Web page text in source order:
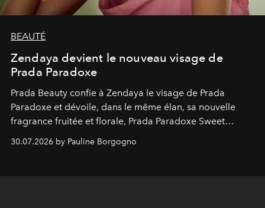
BEAUTÉ
Zendaya devient le nouveau visage de
Prada Paradoxe
Prada Beauty confie à Zendaya le visage de Prada
Paradoxe et dévoile, dans le même élan, sa nouvelle
fragrance fruitée et florale, Prada Paradoxe Sweet
Chemistry Eau de Parfum.
30.07.2026 by Pauline Borgogno